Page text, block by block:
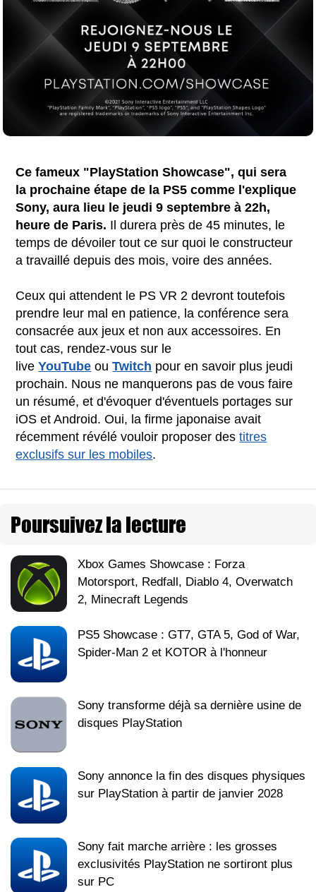
Ce fameux "PlayStation Showcase", qui sera
la prochaine étape de la PS5 comme l'explique
Sony, aura lieu le jeudi 9 septembre à 22h,
heure de Paris. Il durera près de 45 minutes, le
temps de dévoiler tout ce sur quoi le constructeur
a travaillé depuis des mois, voire des années.
Ceux qui attendent le PS VR 2 devront toutefois
prendre leur mal en patience, la conférence sera
consacrée aux jeux et non aux accessoires. En
tout cas, rendez-vous sur le
live YouTube ouTwitch pour en savoir plus jeudi
prochain. Nous ne manquerons pas de vous faire
un résumé, et d'évoquer d'éventuels portages sur
iOS et Android. Oui, la firme japonaise avait
récemment révélé vouloir proposer destitres
exclusifs sur les mobiles.
Poursuivez la lecture
Xbox Games Showcase : Forza
Motorsport, Redfall, Diablo 4, Overwatch
2, Minecraft Legends
PS5 Showcase : GT7, GTA 5, God of War,
Spider-Man 2 et KOTOR à l'honneur
Sony transforme déjà sa dernière usine de
disques PlayStation
Sony annonce la fin des disques physiques
sur PlayStation à partir de janvier 2028
Sony fait marche arrière : les grosses
exclusivités PlayStation ne sortiront plus
sur PC